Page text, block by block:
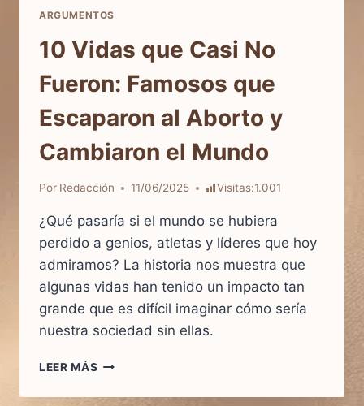
ARGUMENTOS
10 Vidas que Casi No
Fueron: Famosos que
Escaparon al Aborto y
Cambiaron el Mundo
Por Redacción 11/06/2025 Visitas:1.001
¿Qué pasaría si el mundo se hubiera
perdido a genios, atletas y líderes que hoy
admiramos? La historia nos muestra que
algunas vidas han tenido un impacto tan
grande que es difícil imaginar cómo sería
nuestra sociedad sin ellas.
LEER MÁS
QUE